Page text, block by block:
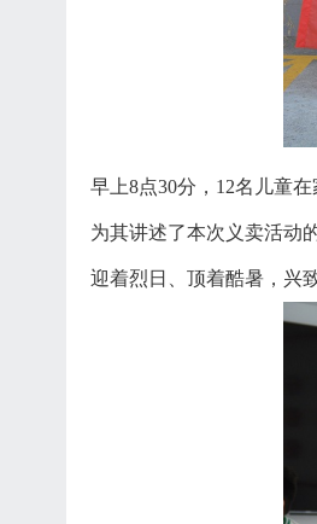
早上8点30分，12名儿童
为其讲述了本次义卖活动
迎着烈日、顶着酷暑，兴